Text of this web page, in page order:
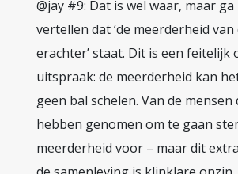
@jay #9: Dat is wel waar, maar
vertellen dat ‘de meerderheid
erachter’ staat. Dit is een feitelijk
uitspraak: de meerderheid kan
geen bal schelen. Van de mensen
hebben genomen om te gaan
meerderheid voor – maar dit